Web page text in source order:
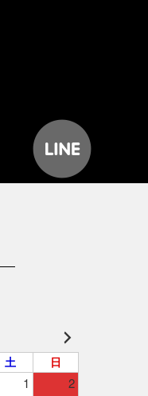
土 日
1 2